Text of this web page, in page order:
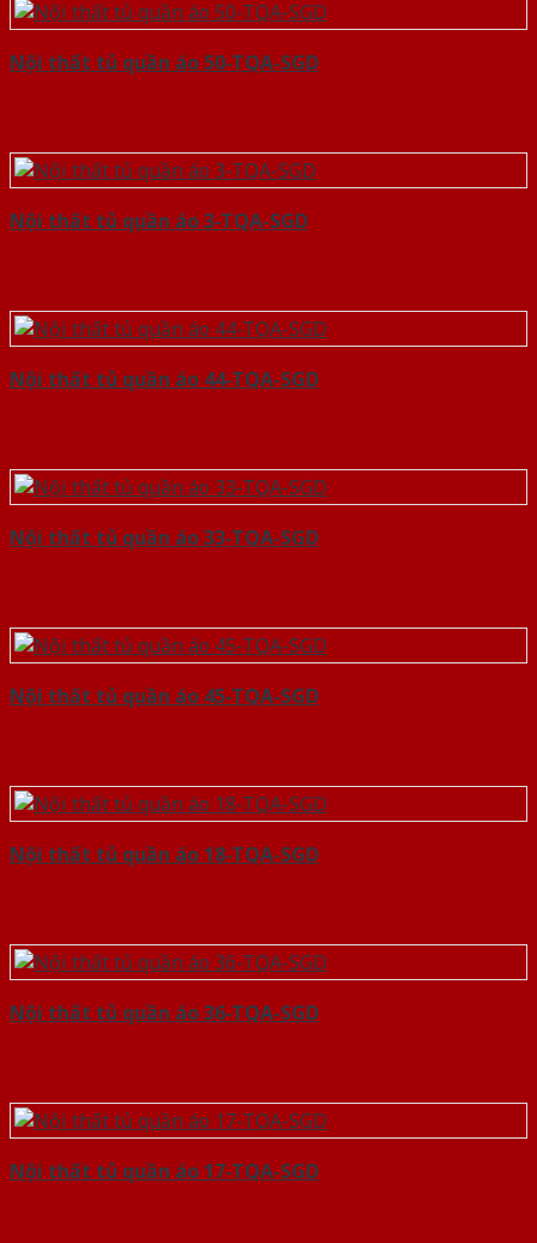
Nội thất tủ quần áo 50-TQA-SGD
Nội thất tủ quần áo 3-TQA-SGD
Nội thất tủ quần áo 44-TQA-SGD
Nội thất tủ quần áo 33-TQA-SGD
Nội thất tủ quần áo 45-TQA-SGD
Nội thất tủ quần áo 18-TQA-SGD
Nội thất tủ quần áo 36-TQA-SGD
Nội thất tủ quần áo 17-TQA-SGD